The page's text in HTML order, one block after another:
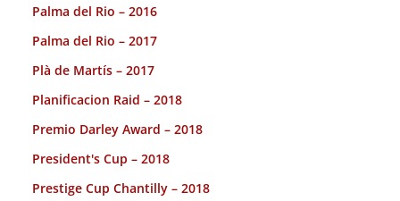
Palma del Rio – 2016
Palma del Rio – 2017
Plà de Martís – 2017
Planificacion Raid – 2018
Premio Darley Award – 2018
President's Cup – 2018
Prestige Cup Chantilly – 2018